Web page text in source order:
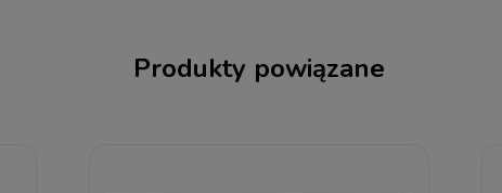
Produkty powiązane